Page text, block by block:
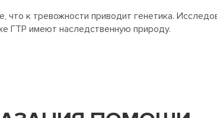
что к тревожности приводит генетика.
ГТР имеют наследственную природу.